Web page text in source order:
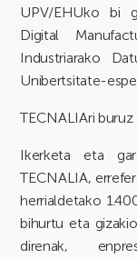
UPV/EHUko bi
Digital
Industriarako
Unibertsitate-
TECNALIAri buruz
Ikerketa eta
TECNALIA,
herrialdetako
bihurtu eta
direnak,